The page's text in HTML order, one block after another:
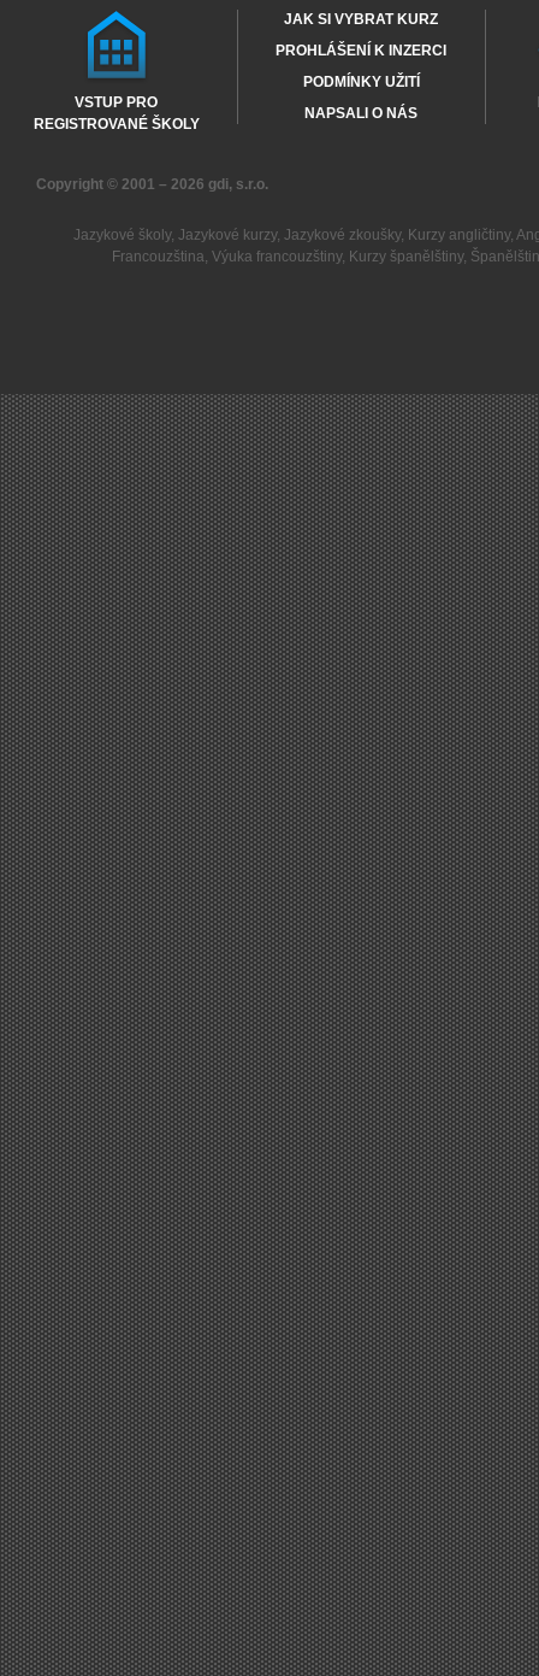
VSTUP PRO
REGISTROVANÉ ŠKOLY
JAK SI VYBRAT KURZ
PROHLÁŠENÍ K INZERCI
PODMÍNKY UŽITÍ
NAPSALI O NÁS
Copyright © 2001 – 2026 gdi, s.r.o.
Jazykové školy, Jazykové kurzy, Jazykové zkoušky, Kurzy angličtiny,
Francouzština,Výuka francouzštiny, Kurzy španělštiny,